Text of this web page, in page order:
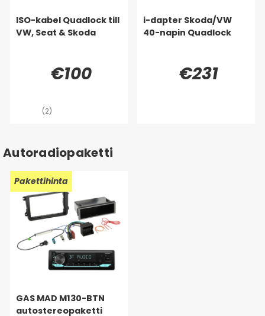
ISO-kabel Quadlock till
VW, Seat & Skoda
€100
(2)
i-dapter Skoda/VW
40-napin Quadlock
€231
Autoradiopaketti
Pakettihinta
GAS MAD M130-BTN
autostereopaketti